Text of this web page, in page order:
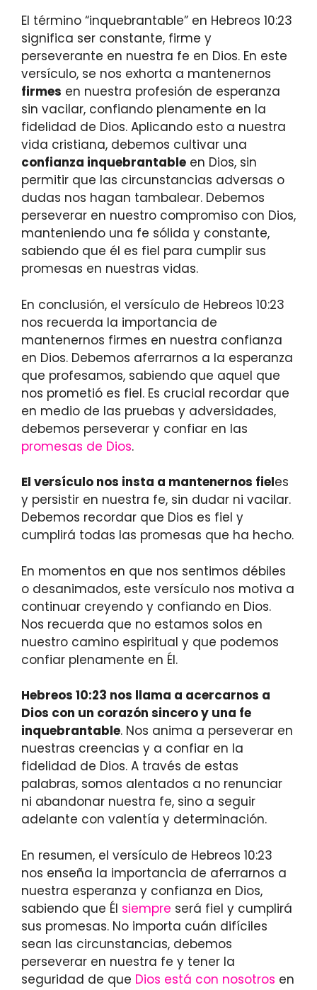
El término “inquebrantable” en Hebreos 10:23
significa ser constante, firme y
perseverante en nuestra fe en Dios. En este
versículo, se nos exhorta a mantenernos
firmes en nuestra profesión de esperanza
sin vacilar, confiando plenamente en la
fidelidad de Dios. Aplicando esto a nuestra
vida cristiana, debemos cultivar una
confianza inquebrantable en Dios, sin
permitir que las circunstancias adversas o
dudas nos hagan tambalear. Debemos
perseverar en nuestro compromiso con Dios,
manteniendo una fe sólida y constante,
sabiendo que él es fiel para cumplir sus
promesas en nuestras vidas.
En conclusión, el versículo de Hebreos 10:23
nos recuerda la importancia de
mantenernos firmes en nuestra confianza
en Dios. Debemos aferrarnos a la esperanza
que profesamos, sabiendo que aquel que
nos prometió es fiel. Es crucial recordar que
en medio de las pruebas y adversidades,
debemos perseverar y confiar en las
promesas de Dios.
El versículo nos insta a mantenernos fieles
y persistir en nuestra fe, sin dudar ni vacilar.
Debemos recordar que Dios es fiel y
cumplirá todas las promesas que ha hecho.
En momentos en que nos sentimos débiles
o desanimados, este versículo nos motiva a
continuar creyendo y confiando en Dios.
Nos recuerda que no estamos solos en
nuestro camino espiritual y que podemos
confiar plenamente en Él.
Hebreos 10:23 nos llama a acercarnos a
Dios con un corazón sincero y una fe
inquebrantable. Nos anima a perseverar en
nuestras creencias y a confiar en la
fidelidad de Dios. A través de estas
palabras, somos alentados a no renunciar
ni abandonar nuestra fe, sino a seguir
adelante con valentía y determinación.
En resumen, el versículo de Hebreos 10:23
nos enseña la importancia de aferrarnos a
nuestra esperanza y confianza en Dios,
sabiendo que Él siempre será fiel y cumplirá
sus promesas. No importa cuán difíciles
sean las circunstancias, debemos
perseverar en nuestra fe y tener la
seguridad de que Dios está con nosotros en